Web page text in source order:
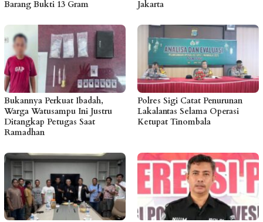
Barang Bukti 13 Gram Jakarta
Bukannya Perkuat Ibadah,
Warga Watusampu Ini Justru
Ditangkap Petugas Saat
Ramadhan
Polres Sigi Catat Penurunan
Lakalantas Selama Operasi
Ketupat Tinombala